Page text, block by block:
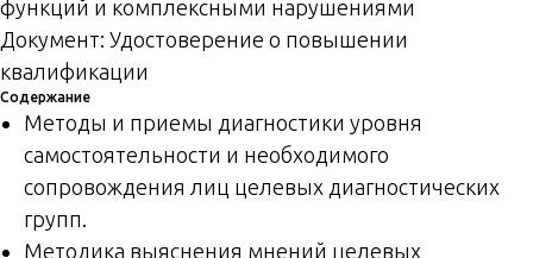
функций и комплексными нарушениями
Документ: Удостоверение о повышении
квалификации
Содержание
Методы и приемы диагностики уровня
самостоятельности и необходимого
сопровождения лиц целевых диагностических
групп.
Методика выяснения мнений целевых